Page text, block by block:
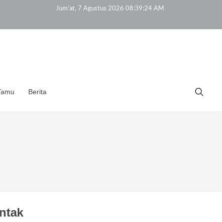
Jum'at, 7 Agustus 2026 08:39:24 AM
Berita